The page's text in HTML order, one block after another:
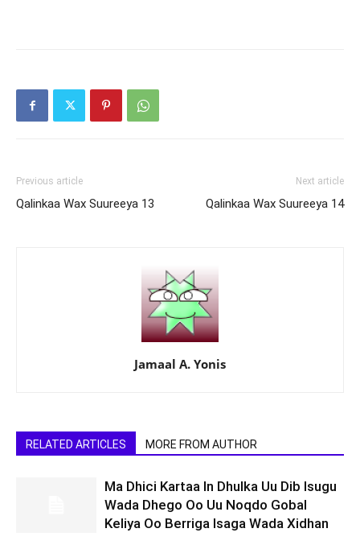
Previous article
Qalinkaa Wax Suureeya 13
Next article
Qalinkaa Wax Suureeya 14
Jamaal A. Yonis
RELATED ARTICLES MORE FROM AUTHOR
Ma Dhici Kartaa In Dhulka Uu Dib Isugu
Wada Dhego Oo Uu Noqdo Gobal
Keliya Oo Berriga Isaga Wada Xidhan